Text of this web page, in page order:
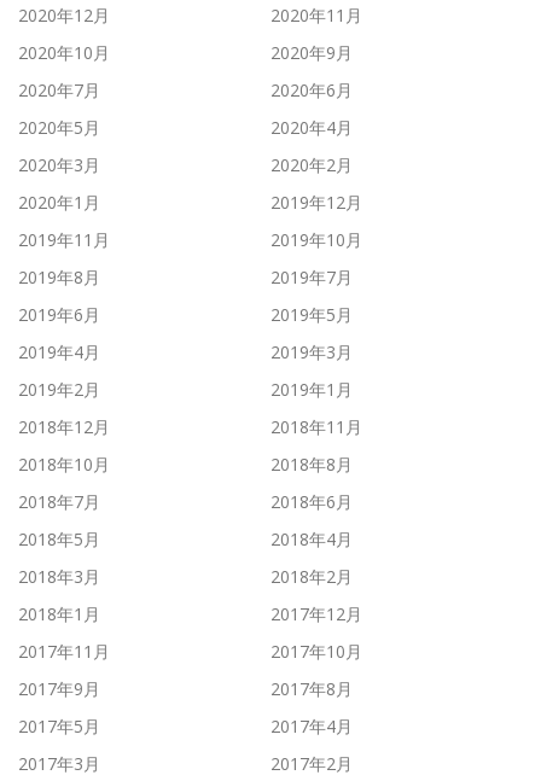
2020年12月
2020年11月
2020年10月
2020年9月
2020年7月
2020年6月
2020年5月
2020年4月
2020年3月
2020年2月
2020年1月
2019年12月
2019年11月
2019年10月
2019年8月
2019年7月
2019年6月
2019年5月
2019年4月
2019年3月
2019年2月
2019年1月
2018年12月
2018年11月
2018年10月
2018年8月
2018年7月
2018年6月
2018年5月
2018年4月
2018年3月
2018年2月
2018年1月
2017年12月
2017年11月
2017年10月
2017年9月
2017年8月
2017年5月
2017年4月
2017年3月
2017年2月